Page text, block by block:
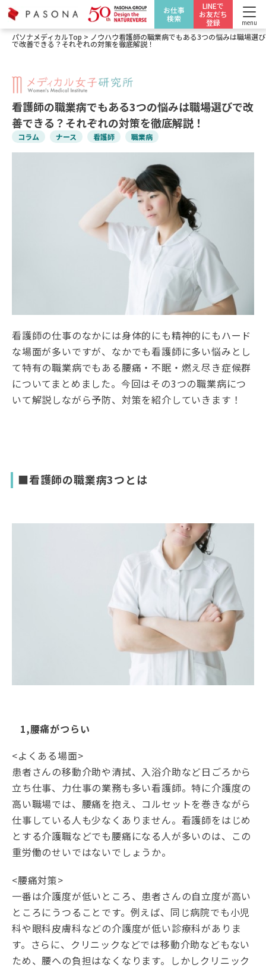
お仕事
検索
LINEで
お友だち
登録
menu
パソナメディカルTop > ノウハウ看護師の職業病でもある3つの悩みは職場選び
で改善できる？それぞれの対策を徹底解説！
看護師の職業病でもある3つの悩みは職場選びで改
善できる？それぞれの対策を徹底解説！
コラム ナース 看護師 職業病
看護師の仕事のなかには身体的にも精神的にもハード
な場面が多いですが、なかでも看護師に多い悩みとし
て特有の職業病でもある腰痛・不眠・燃え尽き症候群
についてまとめました。今回はその3つの職業病につ
いて解説しながら予防、対策を紹介していきます！
■看護師の職業病3つとは
1,腰痛がつらい
<よくある場面>
患者さんの移動介助や清拭、入浴介助など日ごろから
立ち仕事、力仕事の業務も多い看護師。特に介護度の
高い職場では、腰痛を抱え、コルセットを巻きながら
仕事している人も少なくありません。看護師をはじめ
とする介護職などでも腰痛になる人が多いのは、この
重労働のせいではないでしょうか。
<腰痛対策>
一番は介護度が低いところ、患者さんの自立度が高い
ところにうつることです。例えば、同じ病院でも小児
科や眼科皮膚科などの介護度が低い診療科がありま
す。さらに、クリニックなどでは移動介助などもない
ため、腰への負担はなくなります。しかしクリニック